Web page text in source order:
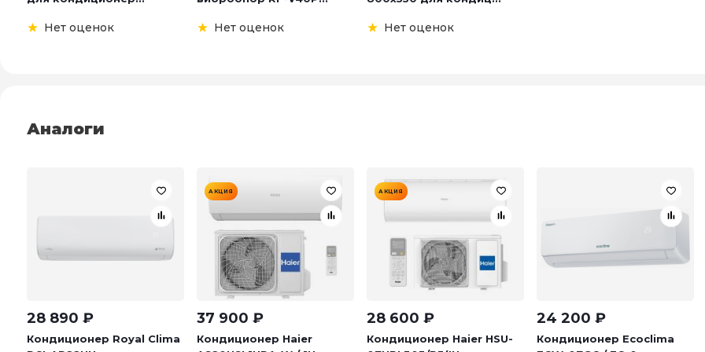
Нет оценок Нет оценок Нет оценок
Аналоги
28 890 ₽
Кондиционер Royal Clima
АКЦИЯ
37 900 ₽
Кондиционер Haier
АКЦИЯ
28 600 ₽
Кондиционер Haier HSU-
24 200 ₽
Кондиционер Ecoclima